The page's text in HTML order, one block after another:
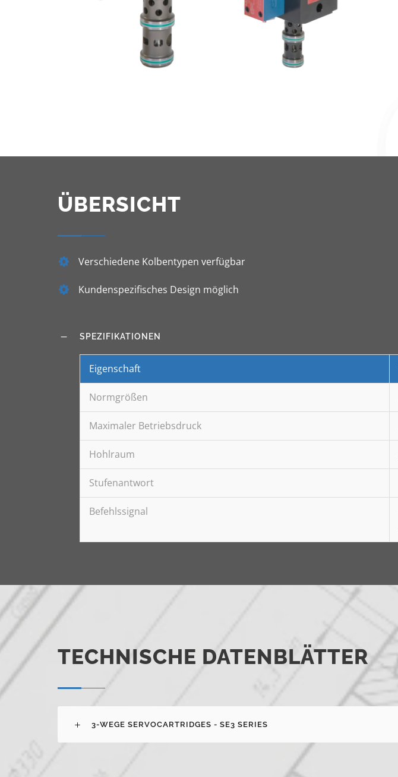
ÜBERSICHT
Verschiedene Kolbentypen verfügbar
Kundenspezifisches Design möglich
SPEZIFIKATIONEN
Eigenschaft
Normgrößen
Maximaler Betriebsdruck
Hohlraum
Stufenantwort
Befehlssignal
TECHNISCHE DATENBLÄTTER
3-WEGE SERVOCARTRIDGES - SE3 SERIES